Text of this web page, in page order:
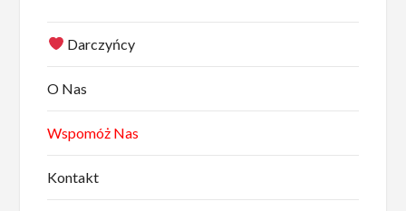
Darczyńcy
O Nas
Wspomóż Nas
Kontakt